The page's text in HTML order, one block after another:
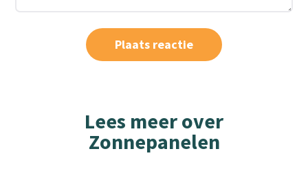
Lees meer over
Zonnepanelen